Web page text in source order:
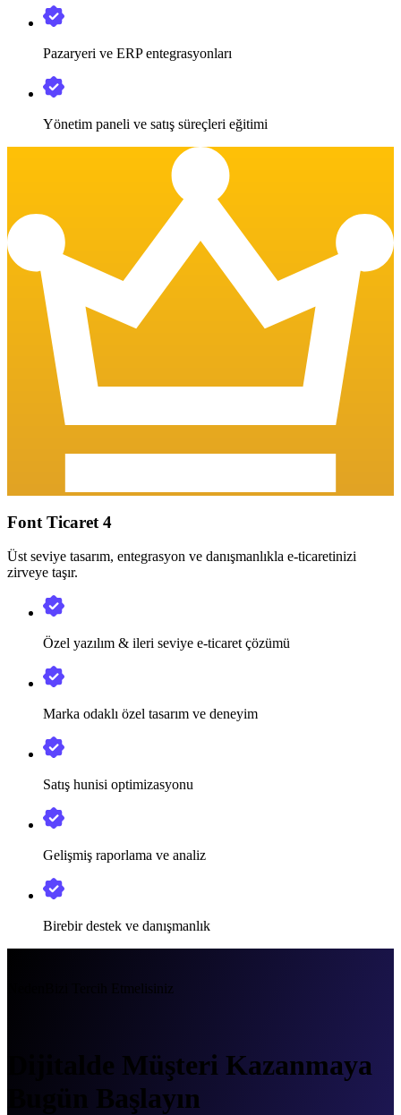
Pazaryeri ve ERP entegrasyonları
Yönetim paneli ve satış süreçleri eğitimi
Font Ticaret 4
Üst seviye tasarım, entegrasyon ve danışmanlıkla e-ticaretinizi
zirveye taşır.
Özel yazılım & ileri seviye e-ticaret çözümü
Marka odaklı özel tasarım ve deneyim
Satış hunisi optimizasyonu
Gelişmiş raporlama ve analiz
Birebir destek ve danışmanlık
Bizi Tercih Etmelisiniz
Dijitalde Müşteri Kazanmaya
Bugün Başlayın